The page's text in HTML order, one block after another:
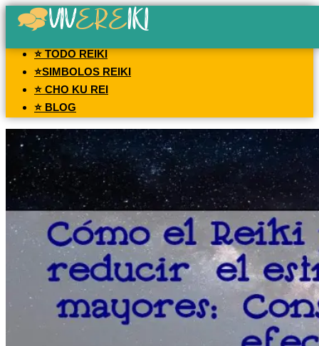
⭐ TODO REIKI
⭐SIMBOLOS REIKI
⭐ CHO KU REI
⭐ BLOG